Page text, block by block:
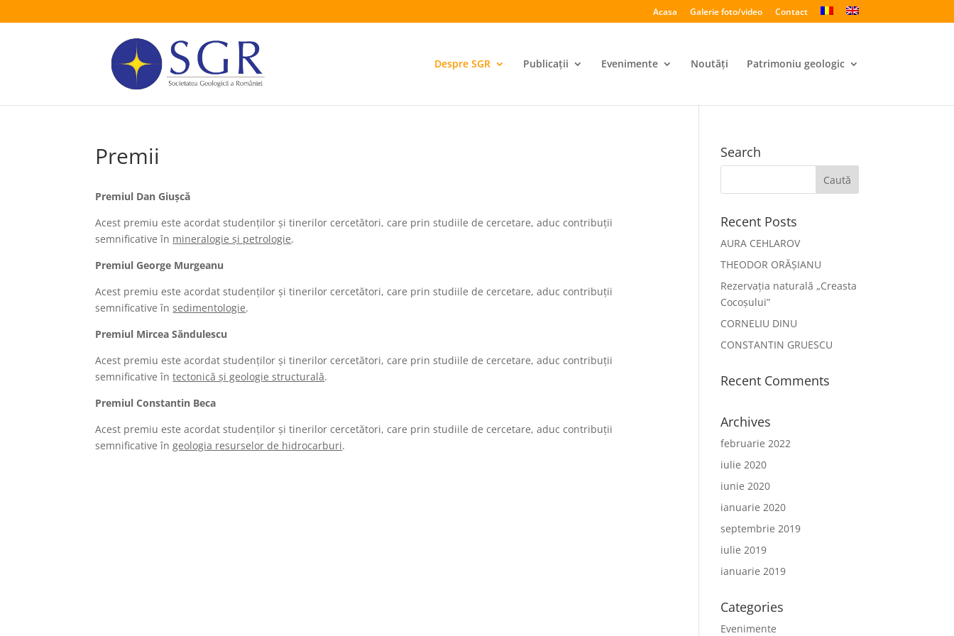
Acasa Galerie foto/video Contact
Despre SGR Publicații Evenimente Noutăți Patrimoniu geologic
Premii
Premiul Dan Giușcă
Acest premiu este acordat studenților și tinerilor cercetători, care prin studiile de cercetare, aduc contribuții
semnificative în mineralogie și petrologie.
Premiul George Murgeanu
Acest premiu este acordat studenților și tinerilor cercetători, care prin studiile de cercetare, aduc contribuții
semnificative însedimentologie.
Premiul Mircea Săndulescu
Acest premiu este acordat studenților și tinerilor cercetători, care prin studiile de cercetare, aduc contribuții
semnificative întectonică și geologie structurală.
Premiul Constantin Beca
Acest premiu este acordat studenților și tinerilor cercetători, care prin studiile de cercetare, aduc contribuții
semnificative îngeologia resurselor de hidrocarburi.
Search
Recent Posts
AURA CEHLAROV
THEODOR ORĂȘIANU
Rezervația naturală „Creasta
Cocoșului”
CORNELIU DINU
CONSTANTIN GRUESCU
Recent Comments
Archives
februarie 2022
iulie 2020
iunie 2020
ianuarie 2020
septembrie 2019
iulie 2019
ianuarie 2019
Categories
Evenimente